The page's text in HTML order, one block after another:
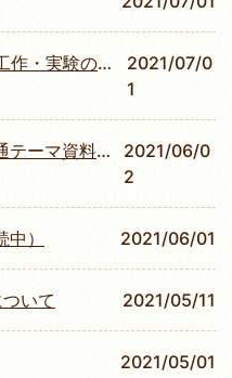
実験の本」
2021/07/0
1
マ資料展示
2021/06/0
2
） 2021/06/01
いて 2021/05/11
2021/05/01